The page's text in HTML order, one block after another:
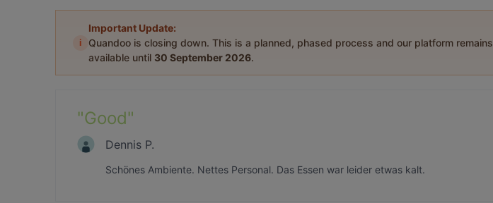
i
Important Update:
Quandoo is closing down. This is a planned, phased process and our platform remains
available until 30 September 2026.
"Good"
Dennis P.
Schönes Ambiente. Nettes Personal. Das Essen war leider etwas kalt.